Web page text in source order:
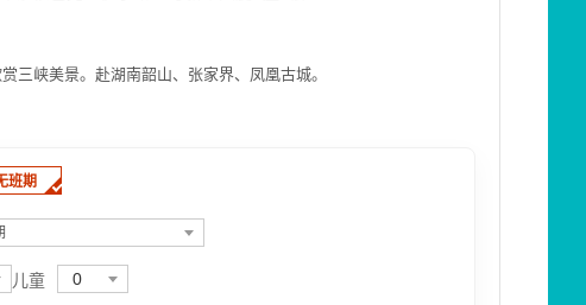
三峡美景。赴湖南韶山、张家界、凤凰古城。
班期
儿童 0